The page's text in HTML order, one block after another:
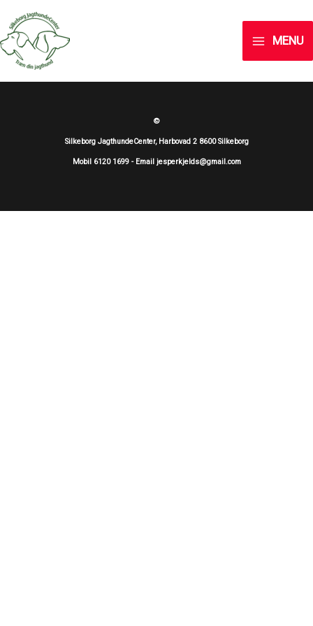
to
content
MENU
©
Silkeborg JagthundeCenter, Harbovad 2 8600 Silkeborg
Mobil 6120 1699 - Email jesperkjelds@gmail.com